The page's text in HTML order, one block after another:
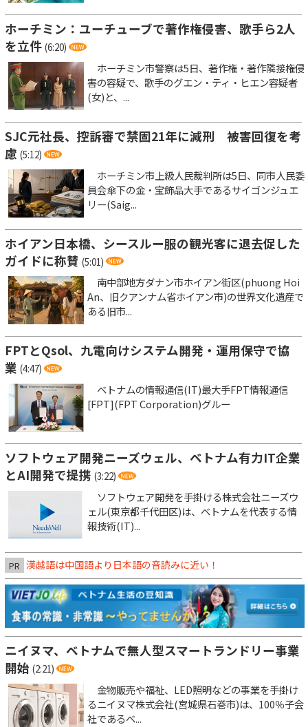
ホーチミン：ユーチューブで著作権侵害、歌手ら2人
を立件 (6:20)
ホーチミン市警察は5日、著作権・著作隣接権侵
害の容疑で、歌手のグエン・ティ・ヒエン容疑者
(女)と、...
SJC元社長、控訴審で禁固21年に減刑 被害回復を考
慮 (5:12)
ホーチミン市上級人民裁判所は5日、同市人民委
員会傘下の金・宝飾品大手であるサイゴンジュエ
リー(Saig...
ホイアン日本橋、シースルー服の観光客に退去促した
ガイドに称賛 (5:01)
南中部地方ダナン市ホイアン街区(phuong Hoi
An、旧クアンナム省ホイアン市)の世界文化遺産で
ある旧市...
FPTとQsol、九電向けシステム開発・運用保守で協
業 (4:47)
ベトナムの情報通信(IT)最大手FPT情報通信
[FPT](FPT Corporation)グルー
ソフトウェア開発ニーズウェル、ベトナム有力IT企業
とAI開発で提携 (3:22)
ソフトウェア開発を手掛ける株式会社ニーズウ
ェル(東京都千代田区)は、ベトナムを代表する情
報技術(IT)...
PR 漢越語は中国語より日本語の音読みに近い！
ニイヌマ、ベトナムで無人型スマートランドリー事業
開始 (2:21)
金物販売や福祉、LED照明などの事業を手掛け
るニイヌマ株式会社(宮城県石巻市)は、100％子会
社であるベ...